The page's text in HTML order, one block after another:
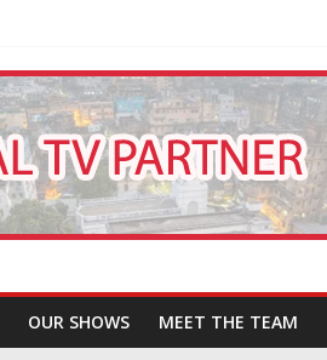
OUR SHOWS MEET THE TEAM